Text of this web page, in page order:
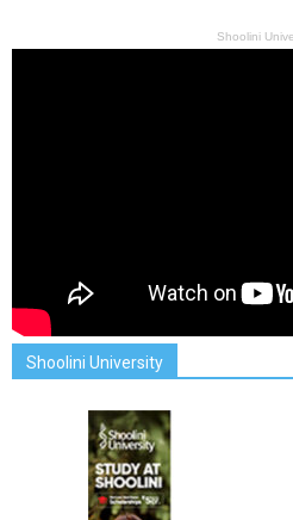
Shoolini
Shoolini University